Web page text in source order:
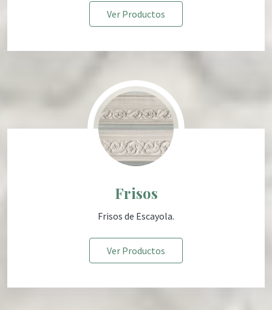
Ver Productos
Frisos
Frisos de Escayola.
Ver Productos